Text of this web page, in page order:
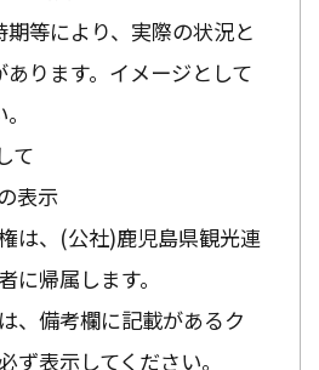
等により、実際の状況と
ります。イメージとして
て
表示
は、(公社)鹿児島県観光連
に帰属します。
、備考欄に記載があるク
ず表示してください。